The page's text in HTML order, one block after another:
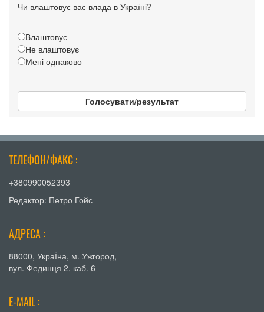
Чи влаштовує вас влада в Україні?
Влаштовує
Не влаштовує
Мені однаково
Голосувати/результат
ТЕЛЕФОН/ФАКС :
+380990052393
Редактор: Петро Гойс
АДРЕСА :
88000, УкраЇна, м. Ужгород,
вул. Фединця 2, каб. 6
E-MAIL :